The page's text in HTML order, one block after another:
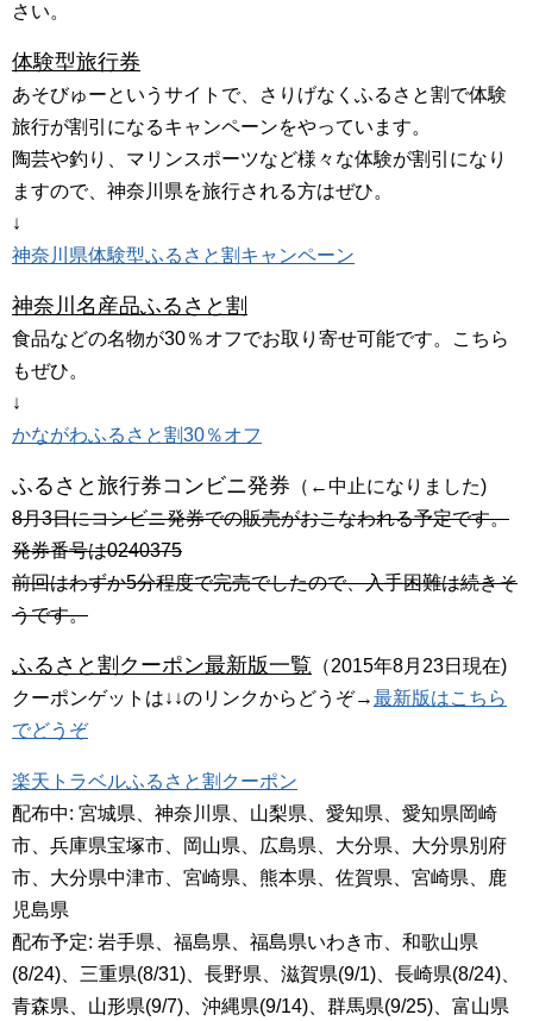
さい。
体験型旅行券
あそびゅーというサイトで、さりげなくふるさと割で体験
旅行が割引になるキャンペーンをやっています。
陶芸や釣り、マリンスポーツなど様々な体験が割引になり
ますので、神奈川県を旅行される方はぜひ。
↓
神奈川県体験型ふるさと割キャンペーン
神奈川名産品ふるさと割
食品などの名物が30％オフでお取り寄せ可能です。こちら
もぜひ。
↓
かながわふるさと割30％オフ
ふるさと旅行券コンビニ発券 （←中止になりました)
8月3日にコンビニ発券での販売がおこなわれる予定です。
発券番号は0240375
前回はわずか5分程度で完売でしたので、入手困難は続きそ
うです。
ふるさと割クーポン最新版一覧 （2015年8月23日現在)
クーポンゲットは↓↓のリンクからどうぞ→最新版はこちら
でどうぞ
楽天トラベルふるさと割クーポン
配布中: 宮城県、神奈川県、山梨県、愛知県、愛知県岡崎
市、兵庫県宝塚市、岡山県、広島県、大分県、大分県別府
市、大分県中津市、宮崎県、熊本県、佐賀県、宮崎県、鹿
児島県
配布予定: 岩手県、福島県、福島県いわき市、和歌山県
(8/24)、三重県(8/31)、長野県、滋賀県(9/1)、長崎県(8/24)、
青森県、山形県(9/7)、沖縄県(9/14)、群馬県(9/25)、富山県